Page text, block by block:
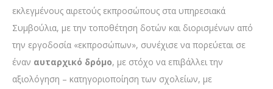
εκλεγμένους αιρετούς εκπροσώπους στα υπηρεσιακά
Συμβούλια, με την τοποθέτηση δοτών και διορισμένων από
την εργοδοσία «εκπροσώπων», συνέχισε να πορεύεται σε
έναν αυταρχικό δρόμο, με στόχο να επιβάλλει την
αξιολόγηση – κατηγοριοποίηση των σχολείων, με